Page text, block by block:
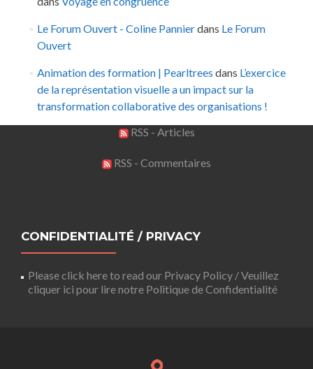
Le Forum Ouvert - Coline Pannierdans Le Forum
Ouvert
Animation des formation | Pearltrees dans L’exercice
de la représentation visuelle a un impact sur la
transformation collaborative des organisations !
RSS - Articles
RSS - Commentaires
CONFIDENTIALITÉ / PRIVACY
Please click here to read our Privacy Policy / Veuillez
cliquer ici pour lire notre Politique de Confidentialité